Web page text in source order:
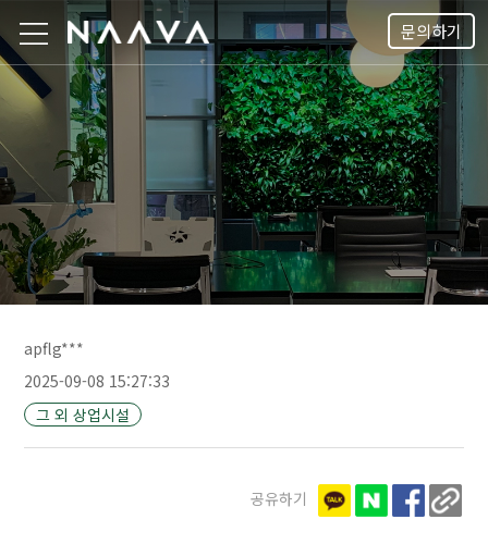
문의하기
apflg***
2025-09-08 15:27:33
그 외 상업시설
공유하기